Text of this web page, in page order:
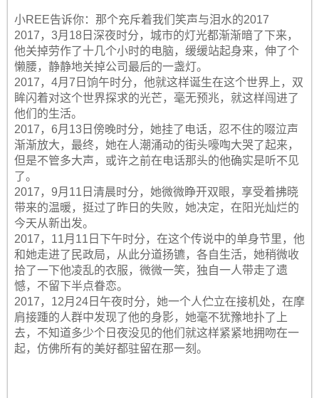
小REE告诉你：那个充斥着我们笑声与泪水的2017
2017，3月18日深夜时分，城市的灯光都渐渐暗了下来，
他关掉劳作了十几个小时的电脑，缓缓站起身来，伸了个
懒腰，静静地关掉公司最后的一盏灯。
2017，4月7日饷午时分，他就这样诞生在这个世界上，双
眸闪着对这个世界探求的光芒，毫无预兆，就这样闯进了
他们的生活。
2017，6月13日傍晚时分，她挂了电话，忍不住的啜泣声
渐渐放大，最终，她在人潮涌动的街头嚎啕大哭了起来，
但是不管多大声，或许之前在电话那头的他确实是听不见
了。
2017，9月11日清晨时分，她微微睁开双眼，享受着拂晓
带来的温暖，挺过了昨日的失败，她决定，在阳光灿烂的
今天从新出发。
2017，11月11日下午时分，在这个传说中的单身节里，他
和她走进了民政局，从此分道扬镳，各自生活，她稍微收
拾了一下他凌乱的衣服，微微一笑，独自一人带走了遗
憾，不留下半点眷恋。
2017，12月24日午夜时分，她一个人伫立在接机处，在摩
肩接踵的人群中发现了他的身影，她毫不犹豫地扑了上
去，不知道多少个日夜没见的他们就这样紧紧地拥吻在一
起，仿佛所有的美好都驻留在那一刻。